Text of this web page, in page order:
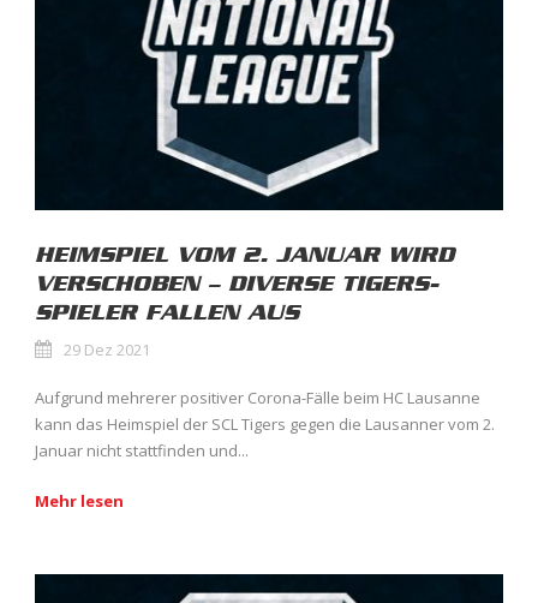
HEIMSPIEL VOM 2. JANUAR WIRD
VERSCHOBEN – DIVERSE TIGERS-
SPIELER FALLEN AUS
29 Dez 2021
Aufgrund mehrerer positiver Corona-Fälle beim HC Lausanne
kann das Heimspiel der SCL Tigers gegen die Lausanner vom 2.
Januar nicht stattfinden und...
Mehr lesen